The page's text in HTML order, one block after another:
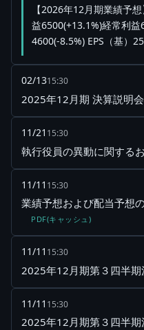
【2026年12月期業績予
益6500(+13.1%)経常利益
4600(-8.5%) EPS（基）
02/1315:30
2025年12月期 決算説明
11/21 15:30
執行役員の異動に関する
11/11 15:30
業績予想および配当予想
PDF(キャッシュ)
11/11 15:30
2025年12月期第３四半
11/11 15:30
2025年12月期第３四半